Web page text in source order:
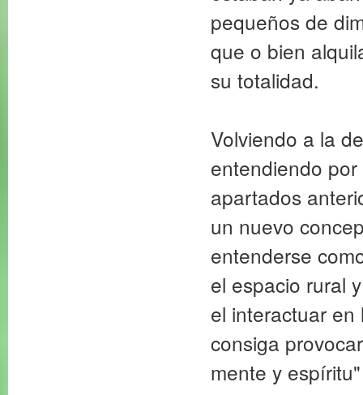
pequeños de
que o bien
su totalidad.
Volviendo a la
entendiendo
apartados
un nuevo
entenderse
el espacio rural
el interactuar
consiga
mente y espíritu"